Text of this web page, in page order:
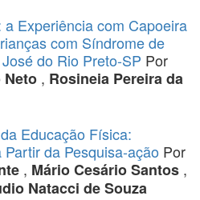
Experiência com Capoeira
com Síndrome de
do Rio Preto-SP Por
Neto , Rosineia Pereira da
Educação Física:
da Pesquisa-ação Por
, Mário Cesário Santos ,
Natacci de Souza